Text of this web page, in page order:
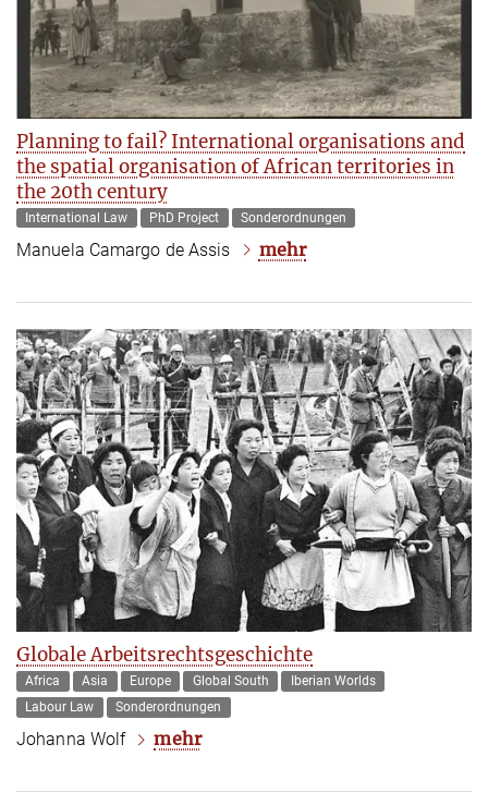
Planning to fail? International organisations and
the spatial organisation of African territories in
the 20th century
International Law PhD Project Sonderordnungen
Manuela Camargo de Assis mehr
Globale Arbeitsrechtsgeschichte
Africa Asia Europe Global South
Iberian Worlds
Labour Law
Sonderordnungen
Johanna Wolf mehr